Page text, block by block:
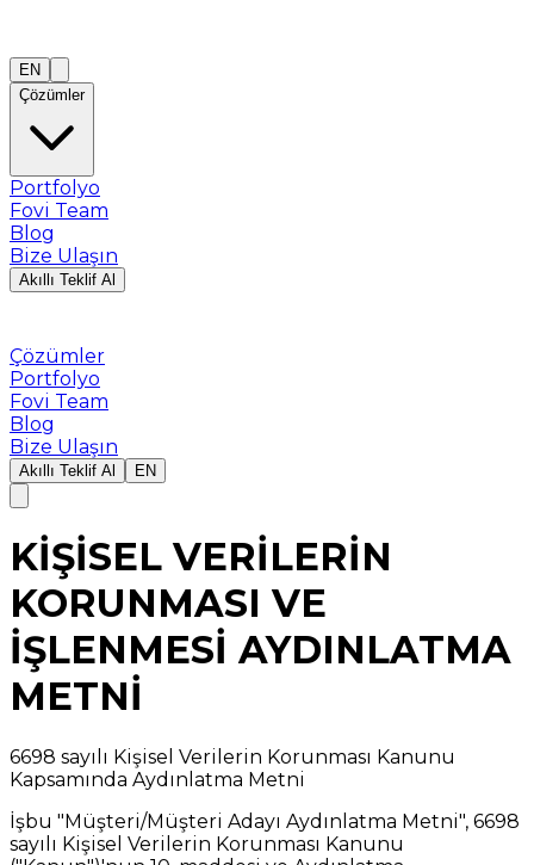
EN
Çözümler
Portfolyo
Fovi Team
Blog
Bize Ulaşın
Akıllı Teklif Al
Çözümler
Portfolyo
Fovi Team
Blog
Bize Ulaşın
Akıllı Teklif Al EN
KİŞİSEL VERİLERİN
KORUNMASI VE
İŞLENMESİ AYDINLATMA
METNİ
6698 sayılı Kişisel Verilerin Korunması Kanunu
Kapsamında Aydınlatma Metni
İşbu "Müşteri/Müşteri Adayı Aydınlatma Metni", 6698
sayılı Kişisel Verilerin Korunması Kanunu